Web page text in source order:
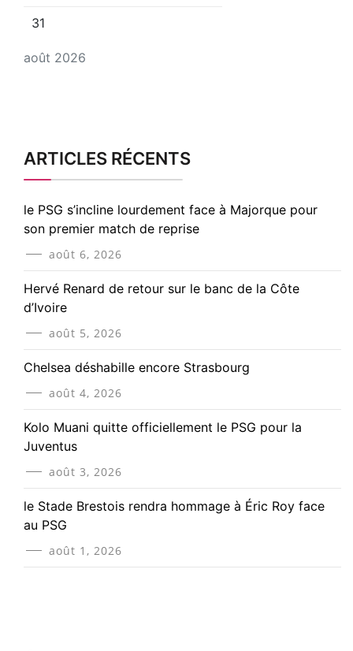
août 2026
31
ARTICLES RÉCENTS
le PSG s’incline lourdement face à Majorque pour
son premier match de reprise
août 6, 2026
Hervé Renard de retour sur le banc de la Côte
d’Ivoire
août 5, 2026
Chelsea déshabille encore Strasbourg
août 4, 2026
Kolo Muani quitte officiellement le PSG pour la
Juventus
août 3, 2026
le Stade Brestois rendra hommage à Éric Roy face
au PSG
août 1, 2026